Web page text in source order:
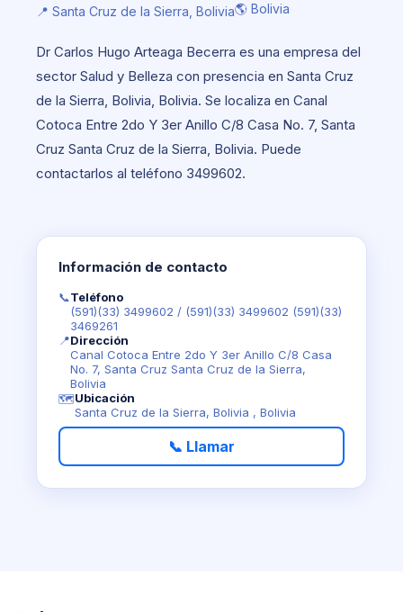
📍 Santa Cruz de la Sierra, Bolivia🌎 Bolivia
Dr Carlos Hugo Arteaga Becerra es una empresa del
sector Salud y Belleza con presencia en Santa Cruz
de la Sierra, Bolivia, Bolivia. Se localiza en Canal
Cotoca Entre 2do Y 3er Anillo C/8 Casa No. 7, Santa
Cruz Santa Cruz de la Sierra, Bolivia. Puede
contactarlos al teléfono 3499602.
Información de contacto
📞Teléfono
(591)(33) 3499602 / (591)(33) 3499602 (591)(33)
3469261
📍Dirección
Canal Cotoca Entre 2do Y 3er Anillo C/8 Casa
No. 7, Santa Cruz Santa Cruz de la Sierra,
Bolivia
🗺️Ubicación
Santa Cruz de la Sierra, Bolivia , Bolivia
📞 Llamar